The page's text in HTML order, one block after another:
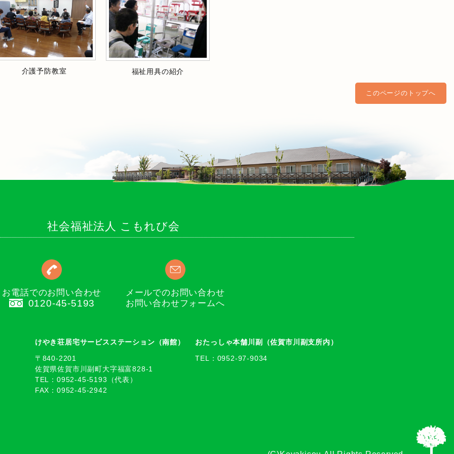
介護予防教室 福祉用具の紹介
このページのトップへ
社会福祉法人 こもれび会
お電話でのお問い合わせ
0120-45-5193
メールでのお問い合わせ
お問い合わせフォームへ
けやき荘居宅サービスステーション（南館）
〒840-2201
佐賀県佐賀市川副町大字福富828-1
TEL：0952-45-5193（代表）
FAX：0952-45-2942
おたっしゃ本舗川副（佐賀市川副支所内）
TEL：0952-97-9034